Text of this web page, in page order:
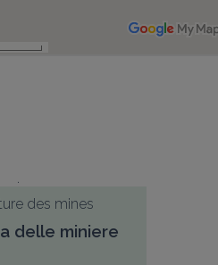
delle miniere